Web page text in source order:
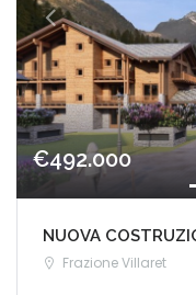
€492.000
NUOVA
Frazione Villaret